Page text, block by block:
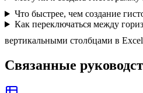
Что быстрее, чем создание
Как переключаться между
вертикальными столбцами в
Связанные